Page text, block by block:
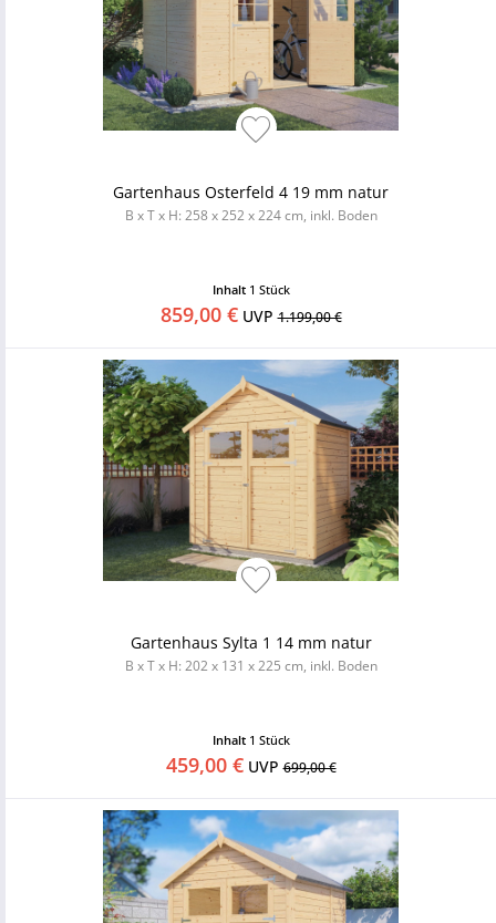
Gartenhaus Osterfeld 4 19 mm natur
B x T x H: 258 x 252 x 224 cm, inkl. Boden
Inhalt 1 Stück
859,00 €UVP1.199,00 €
Gartenhaus Sylta 1 14 mm natur
B x T x H: 202 x 131 x 225 cm, inkl. Boden
Inhalt 1 Stück
459,00 €UVP699,00 €